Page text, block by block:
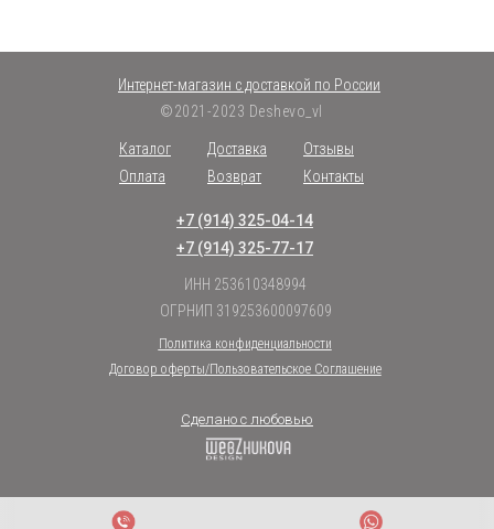
©2021-2023 Deshevo_vl
Каталог
Интернет-магазин с доставкой по России
Возврат
Отзывы
Оплата
Контакты
Доставка
ИНН 253610348994
ОГРНИП 319253600097609
Политика конфиденциальности
Договор оферты/Пользовательское Соглашение
+7 (914) 325-04-14
+7 (914) 325-77-17
Сделано с любовью